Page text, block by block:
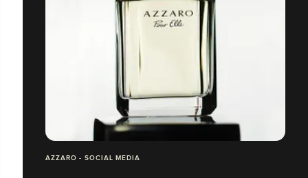
AZZARO - SOCIAL MEDIA